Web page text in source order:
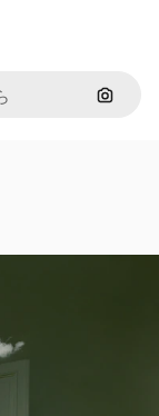
画像で